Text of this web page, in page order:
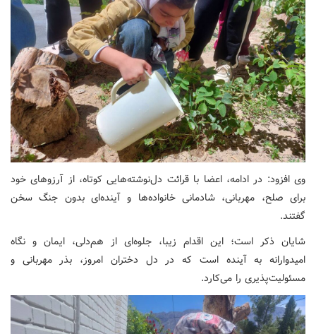
وی افزود: در ادامه، اعضا با قرائت دل‌نوشته‌هایی کوتاه، از آرزوهای خود
برای صلح، مهربانی، شادمانی خانواده‌ها و آینده‌ای بدون جنگ سخن
گفتند.
شایان ذکر است؛ این اقدام زیبا، جلوه‌ای از هم‌دلی، ایمان و نگاه
امیدوارانه به آینده است که در دل دختران امروز، بذر مهربانی و
مسئولیت‌پذیری را می‌کارد.